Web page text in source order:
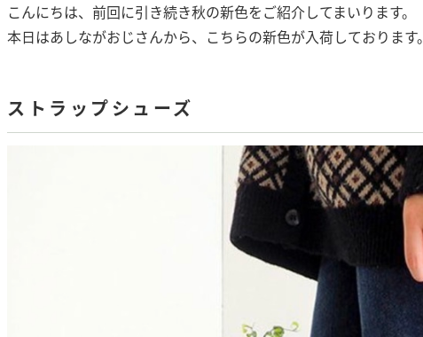
こんにちは、前回に引き続き秋の新色をご紹介してまいります。
本日はあしながおじさんから、こちらの新色が入荷しております。
ストラップシューズ